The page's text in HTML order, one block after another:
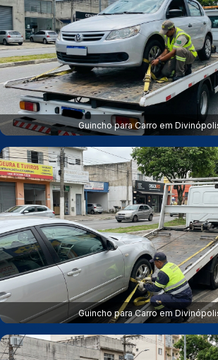
Guincho para Carro em
Guincho para Carro em